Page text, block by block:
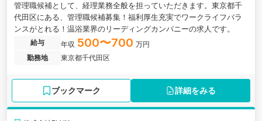
管理職候補として、経理業務全般を担っていただきます。東京都千
代田区にある、管理職候補募集！福利厚生充実でワークライフバラ
ンスがとれる！温浴業界のリーディングカンパニーの求人です。
給与 年収 500〜700 万円
勤務地
東京都千代田区
ブックマーク 詳細をみる